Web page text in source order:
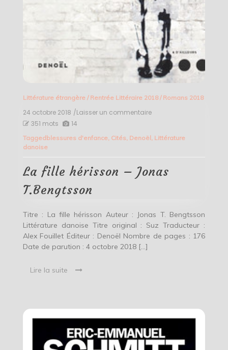
Littérature étrangère/ Rentrée Littéraire 2018/ Romans 2018
24 octobre 2018 /Laisser un commentaireon
hérisson
351 mots 14
Taggedblessures d'enfance, Cités Denoël, Littérature
danoise
La fille hérisson – Jonas
T.Bengtsson
Titre : La fille hérisson Auteur : Jonas T. Bengtsson
Littérature danoise Titre original : Suz Traducteur :
Alex Fouillet Éditeur : Denoël Nombre de pages : 176
Date de parution : 4 octobre 2018 […]
Lire la suite